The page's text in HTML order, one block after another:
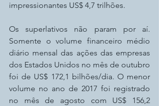
impressionantes US$ 4,7 trilhões.
Os superlativos não param por aí.
Somente o volume financeiro médio
diário mensal das ações das empresas
dos Estados Unidos no mês de outubro
foi de US$ 172,1 bilhões/dia. O menor
volume no ano de 2017 foi registrado
no mês de agosto com US$ 156,2